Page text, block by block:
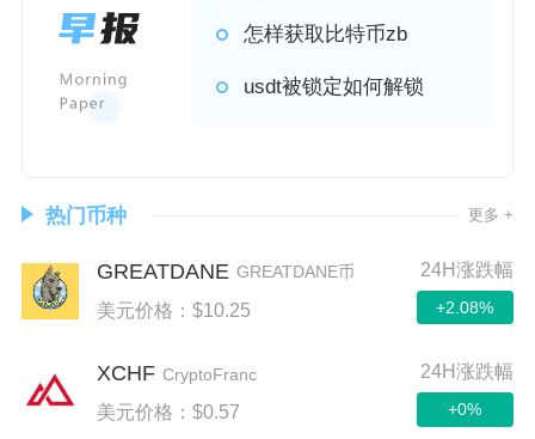
怎样获取比特币zb
usdt被锁定如何解锁
热门币种 更多 +
GREATDANE GREATDANE币
美元价格：$10.25
24H涨跌幅
+2.08%
XCHF CryptoFranc
美元价格：$0.57
24H涨跌幅
+0%